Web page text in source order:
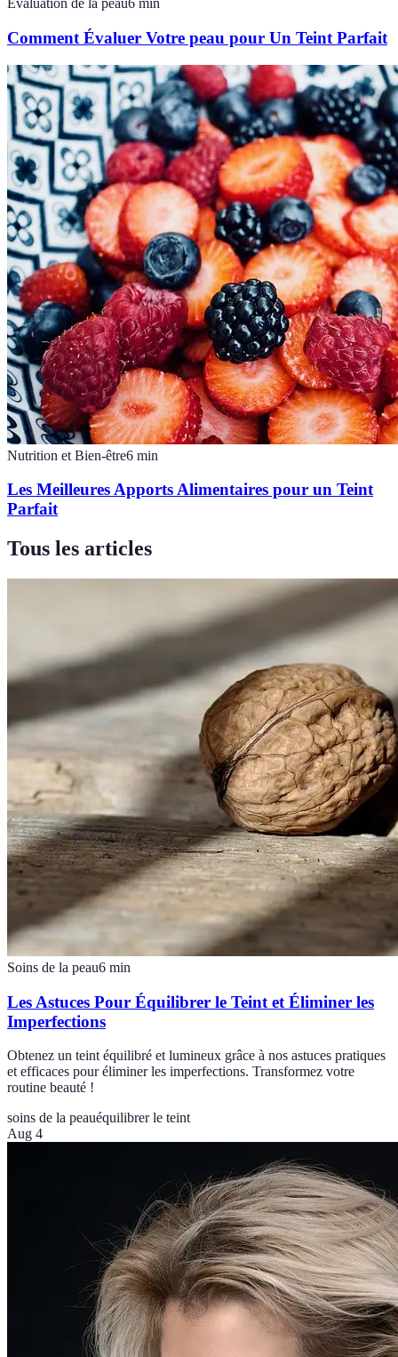
Évaluation de la peau6 min
Comment Évaluer Votre peau pour Un Teint Parfait
Nutrition et Bien-être6 min
Les Meilleures Apports Alimentaires pour un Teint
Parfait
Tous les articles
Soins de la peau6 min
Les Astuces Pour Équilibrer le Teint et Éliminer les
Imperfections
Obtenez un teint équilibré et lumineux grâce à nos astuces pratiques
et efficaces pour éliminer les imperfections. Transformez votre
routine beauté !
soins de la peauéquilibrer le teint
Aug 4